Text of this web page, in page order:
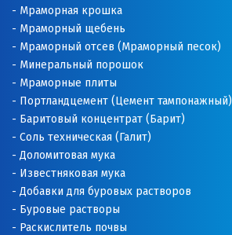
Мраморная крошка
Мраморный щебень
Мраморный отсев (Мраморный песок)
Минеральный порошок
Мраморные плиты
Портландцемент (Цемент тампонажный)
Баритовый концентрат (Барит)
Соль техническая (Галит)
Доломитовая мука
Известняковая мука
Добавки для буровых растворов
Буровые растворы
Раскислитель почвы